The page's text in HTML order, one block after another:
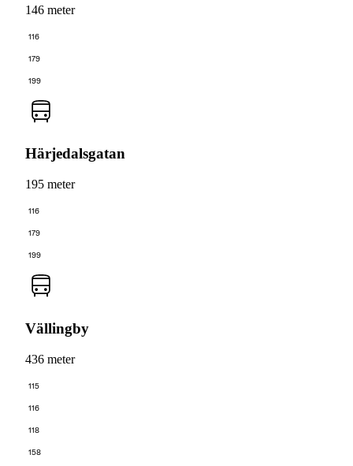
146 meter
116
179
199
Härjedalsgatan
195 meter
116
179
199
Vällingby
436 meter
115
116
118
158